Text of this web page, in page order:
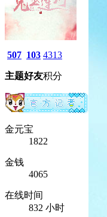
507
主题
103
好友
4313
积分
金元宝
1822
金钱
4065
在线时间
832 小时